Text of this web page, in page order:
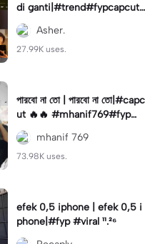
di ganti|#trend#fypcapcut
#viral#foryou#4foto
Asher.
27.99K uses.
পারবো না তো | পারবো না তো|#capc
ut 🔥🔥 #mhanif769#fypツ⁠
#viral✨#trending🔥
mhanif 769
73.98K uses.
efek 0,5 iphone | efek 0,5 i
phone|#fyp #viral ¹¹.²⁶